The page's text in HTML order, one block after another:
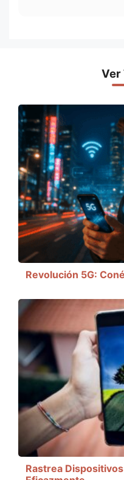
Ver
Revolución 5G:
Rastrea